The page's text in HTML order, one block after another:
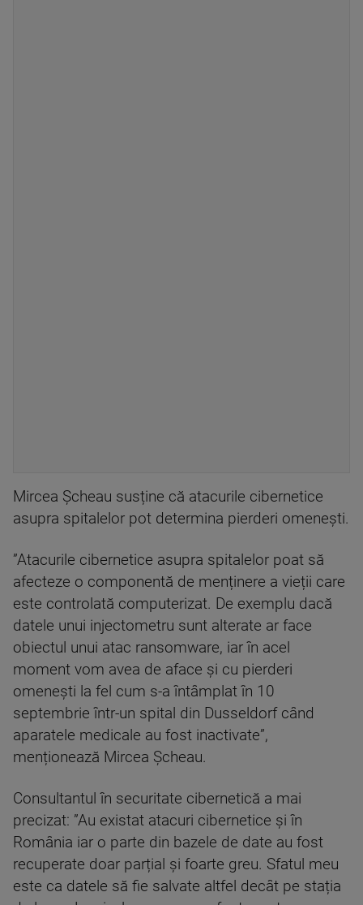
Mircea Șcheau susține că atacurile cibernetice
asupra spitalelor pot determina pierderi omenești.
”Atacurile cibernetice asupra spitalelor poat să
afecteze o componentă de menținere a vieții care
este controlată computerizat. De exemplu dacă
datele unui injectometru sunt alterate ar face
obiectul unui atac ransomware, iar în acel
moment vom avea de aface și cu pierderi
omenești la fel cum s-a întâmplat în 10
septembrie într-un spital din Dusseldorf când
aparatele medicale au fost inactivate”,
menționează Mircea Șcheau.
Consultantul în securitate cibernetică a mai
precizat: ”Au existat atacuri cibernetice și în
România iar o parte din bazele de date au fost
recuperate doar parțial și foarte greu. Sfatul meu
este ca datele să fie salvate altfel decât pe stația